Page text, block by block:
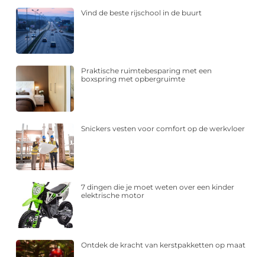
Vind de beste rijschool in de buurt
Praktische ruimtebesparing met een
boxspring met opbergruimte
Snickers vesten voor comfort op de werkvloer
7 dingen die je moet weten over een kinder
elektrische motor
Ontdek de kracht van kerstpakketten op maat